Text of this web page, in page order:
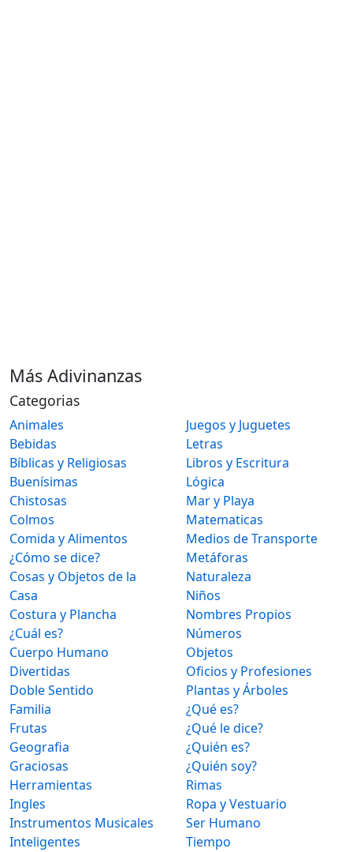
Más Adivinanzas
Categorias
Animales
Bebidas
Bíblicas y Religiosas
Buenísimas
Chistosas
Colmos
Comida y Alimentos
¿Cómo se dice?
Cosas y Objetos de la
Casa
Costura y Plancha
¿Cuál es?
Cuerpo Humano
Divertidas
Doble Sentido
Familia
Frutas
Geografia
Graciosas
Herramientas
Ingles
Instrumentos Musicales
Inteligentes
Juegos y Juguetes
Letras
Libros y Escritura
Lógica
Mar y Playa
Matematicas
Medios de Transporte
Metáforas
Naturaleza
Niños
Nombres Propios
Números
Objetos
Oficios y Profesiones
Plantas y Árboles
¿Qué es?
¿Qué le dice?
¿Quién es?
¿Quién soy?
Rimas
Ropa y Vestuario
Ser Humano
Tiempo